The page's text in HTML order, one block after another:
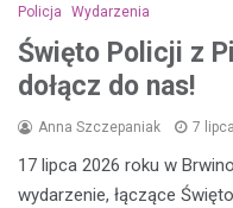
Policja Wydarzenia
Święto Policji z
dołącz do nas!
Anna Szczepaniak 7
17 lipca 2026 roku w
wydarzenie, łączące